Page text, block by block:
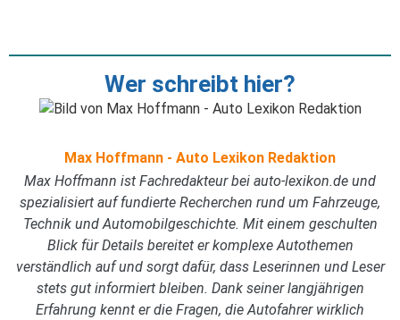
Wer schreibt hier?
Max Hoffmann - Auto Lexikon Redaktion
Max Hoffmann ist Fachredakteur bei auto-lexikon.de und
spezialisiert auf fundierte Recherchen rund um Fahrzeuge,
Technik und Automobilgeschichte. Mit einem geschulten
Blick für Details bereitet er komplexe Autothemen
verständlich auf und sorgt dafür, dass Leserinnen und Leser
stets gut informiert bleiben. Dank seiner langjährigen
Erfahrung kennt er die Fragen, die Autofahrer wirklich